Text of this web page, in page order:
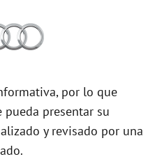
por lo que
presentar su
y revisado por una